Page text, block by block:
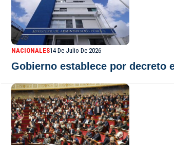
NACIONALES14 De Julio De 2026
Gobierno establece por decreto